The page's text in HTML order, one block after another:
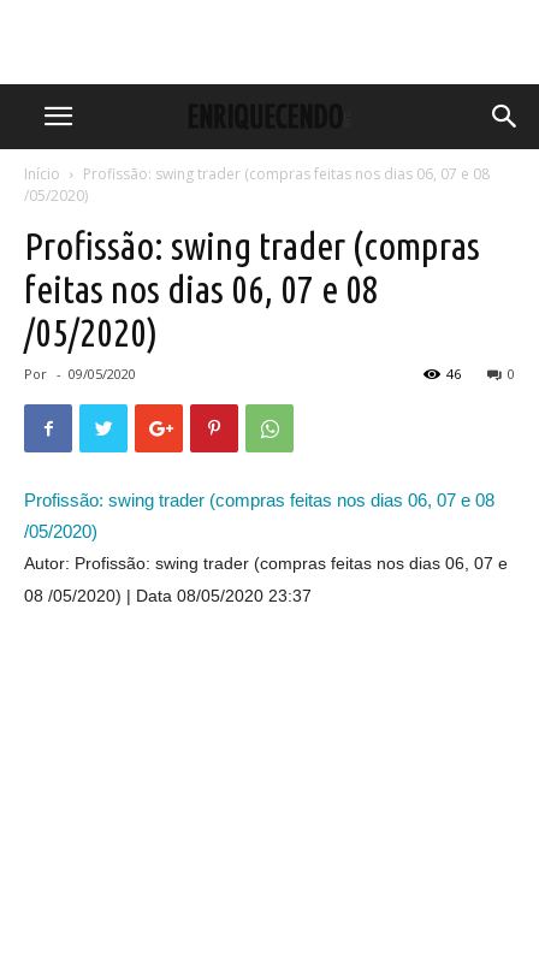
Início
Profissão: swing trader (compras feitas nos dias 06, 07 e 08
/05/2020)
Profissão: swing trader (compras
feitas nos dias 06, 07 e 08
/05/2020)
Por - 09/05/2020 0
46
Profissão: swing trader (compras feitas nos dias 06, 07 e 08
/05/2020)
Autor: Profissão: swing trader (compras feitas nos dias 06, 07 e
08 /05/2020)
Data 08/05/2020 23:37